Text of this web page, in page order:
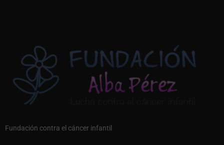
Fundación contra el cáncer infantil